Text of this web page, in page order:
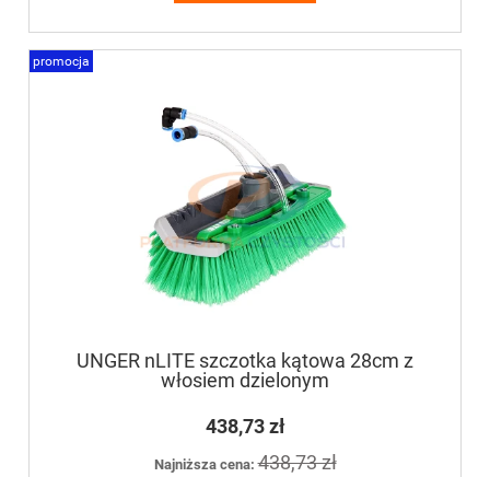
UNGER nLITE szczotka kątowa 28cm z
włosiem dzielonym
438,73 zł
Najniższa cena:438,73 zł
promocja